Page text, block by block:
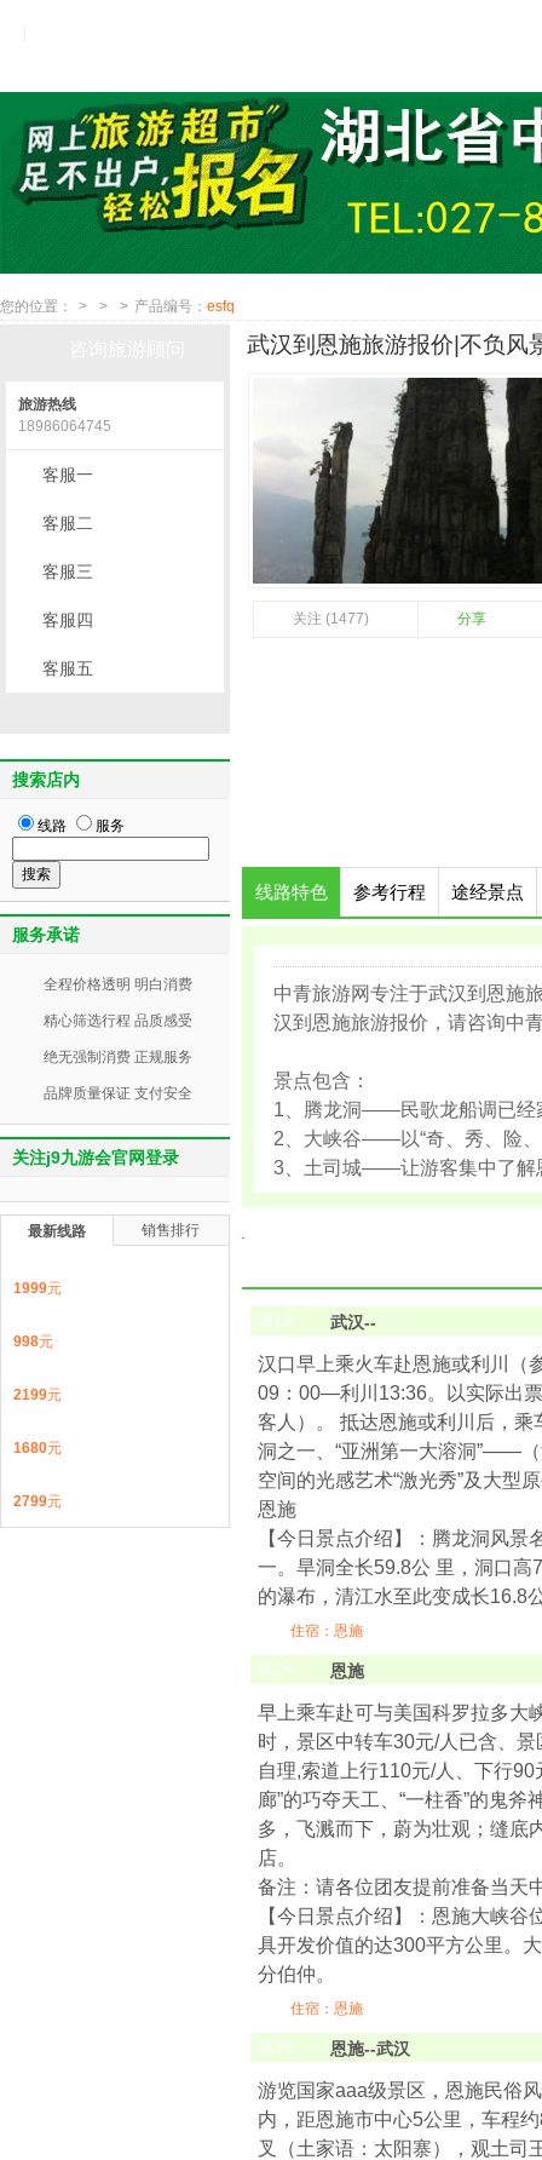
您的位置： > > > 产品编号： esfq
武汉到恩施旅游报价|不负风
关注 (1477) 分享
线路特色 参考行程 途经景点
中青旅游网专注于武汉到恩施
汉到恩施旅游报价，请咨询中
景点包含：
1、腾龙洞——民歌龙船调已经
2、大峡谷——以“奇、秀、险
3、土司城——让游客集中了解
第1天 武汉--
汉口早上乘火车赴恩施或利川
09：00—利川13:36。以实际出
客人）。 抵达恩施或利川后，乘
洞之一、“亚洲第一大溶洞”——
空间的光感艺术“激光秀”及大型
恩施
【今日景点介绍】：腾龙洞风
一。旱洞全长59.8公 里，洞口
的瀑布，清江水至此变成长16.8
住宿：恩施
第2天 恩施
早上乘车赴可与美国科罗拉多大
时，景区中转车30元/人已含、
自理,索道上行110元/人、下行
廊”的巧夺天工、“一柱香”的鬼
多，飞溅而下，蔚为壮观；缝底
店。
备注：请各位团友提前准备当天
【今日景点介绍】：恩施大峡
具开发价值的达300平方公里。
分伯仲。
住宿：恩施
第3天 恩施--武汉
游览国家aaa级景区，恩施民俗
内，距恩施市中心5公里，车程
叉（土家语：太阳寨），观土
旅游热线
18986064745
客服一
客服二
客服三
客服四
客服五
搜索店内
线路 服务
服务承诺
全程价格透明 明白消费
精心筛选行程 品质感受
绝无强制消费 正规服务
品牌质量保证 支付安全
关注j9九游会官网登录
最新线路 销售排行
1999元
998元
2199元
1680元
2799元